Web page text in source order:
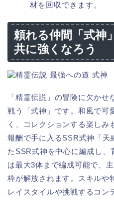
材を回収できます。
頼れる仲間「式神
共に強くなろう
「精霊伝説」の冒険に欠か
戦う「式神」です。和風で可
く、コレクションする楽しみ
報酬で手に入るSSR式神「天
たSSR式神を中心に編成し、
は最大3体まで編成可能で、
枠が解放されます。スキルや
レイスタイルや挑戦するコン